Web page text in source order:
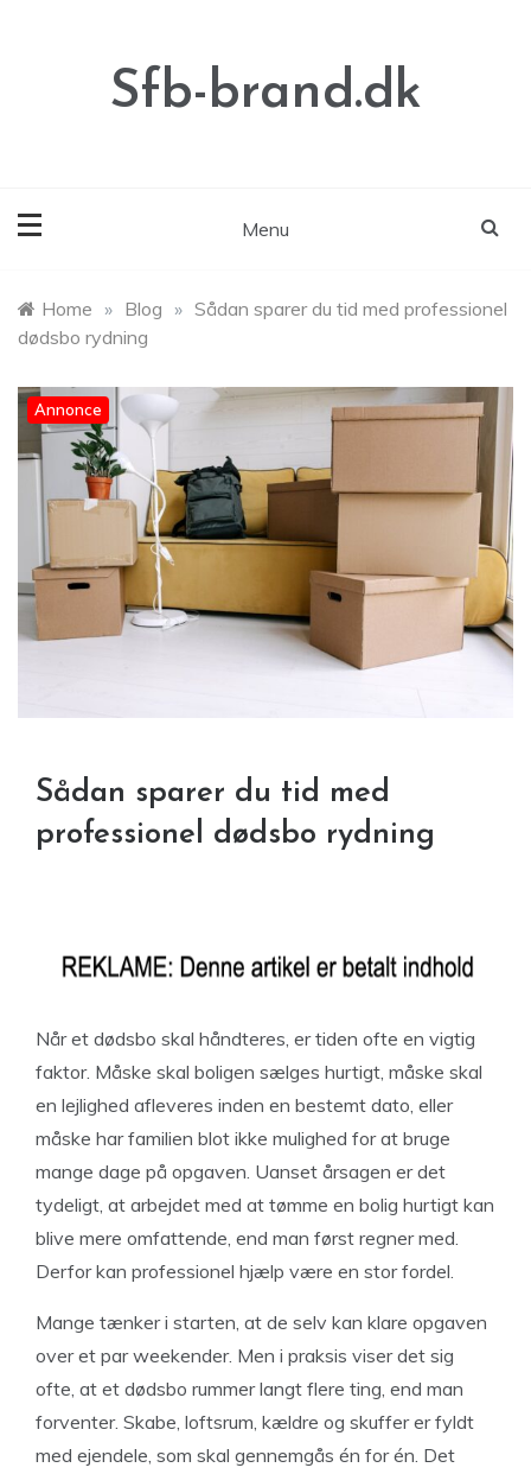
Sfb-brand.dk
Menu
Home » Blog » Sådan sparer du tid med professionel
dødsbo rydning
Annonce
Sådan sparer du tid med
professionel dødsbo rydning
Når et dødsbo skal håndteres, er tiden ofte en vigtig
faktor. Måske skal boligen sælges hurtigt, måske skal
en lejlighed afleveres inden en bestemt dato, eller
måske har familien blot ikke mulighed for at bruge
mange dage på opgaven. Uanset årsagen er det
tydeligt, at arbejdet med at tømme en bolig hurtigt kan
blive mere omfattende, end man først regner med.
Derfor kan professionel hjælp være en stor fordel.
Mange tænker i starten, at de selv kan klare opgaven
over et par weekender. Men i praksis viser det sig
ofte, at et dødsbo rummer langt flere ting, end man
forventer. Skabe, loftsrum, kældre og skuffer er fyldt
med ejendele, som skal gennemgås én for én. Det